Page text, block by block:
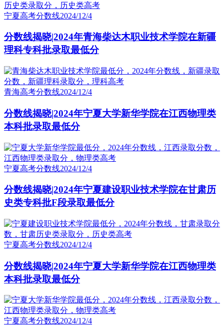
宁夏高考分数线2024/12/4
分数线揭晓|2024年青海柴达木职业技术学院在新疆
理科专科批录取最低分
青海高考分数线2024/12/4
分数线揭晓|2024年宁夏大学新华学院在江西物理类
本科批录取最低分
宁夏高考分数线2024/12/4
分数线揭晓|2024年宁夏建设职业技术学院在甘肃历
史类专科批F段录取最低分
宁夏高考分数线2024/12/4
分数线揭晓|2024年宁夏大学新华学院在江西物理类
本科批录取最低分
宁夏高考分数线2024/12/4